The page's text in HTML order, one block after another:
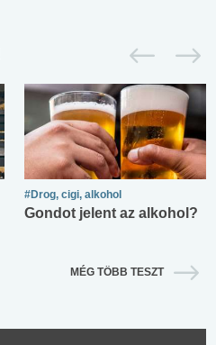
#Drog, cigi, alkohol
Gondot jelent az alkohol?
MÉG TÖBB TESZT